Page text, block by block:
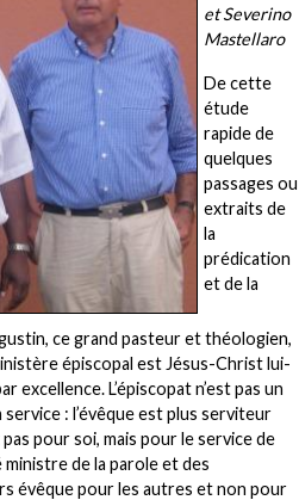
et Severino
Mastellaro
De cette
étude
rapide de
quelques
passages ou
extraits de
la
prédication
et de la
ce grand pasteur et théologien,
épiscopal est Jésus-Christ lui-
excellence. L’épiscopat n’est pas un
: l’évêque est plus serviteur
pour soi, mais pour le service de
de la parole et des
évêque pour les autres et non pour